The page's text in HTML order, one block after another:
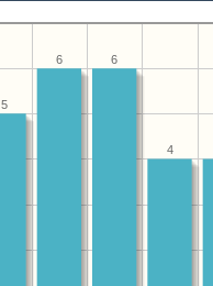
4
6
6
5